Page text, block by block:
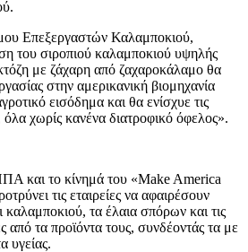
Επεξεργαστών Καλαμποκιού,
του σιροπιού καλαμποκιού υψηλής
με ζάχαρη από ζαχαροκάλαμο θα
στην αμερικανική βιομηχανία
εισόδημα και θα ενίσχυε τις
όλα χωρίς κανένα διατροφικό όφελος».
και το κίνημά του «Make America
τις εταιρείες να αφαιρέσουν
καλαμποκιού, τα έλαια σπόρων και τις
από τα προϊόντα τους, συνδέοντάς τα με
υγείας.